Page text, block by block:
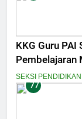
KKG Guru PAI
Pembelajaran
SEKSI
77